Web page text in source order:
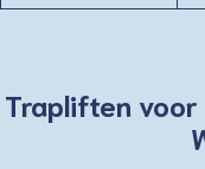
Trapliften voor